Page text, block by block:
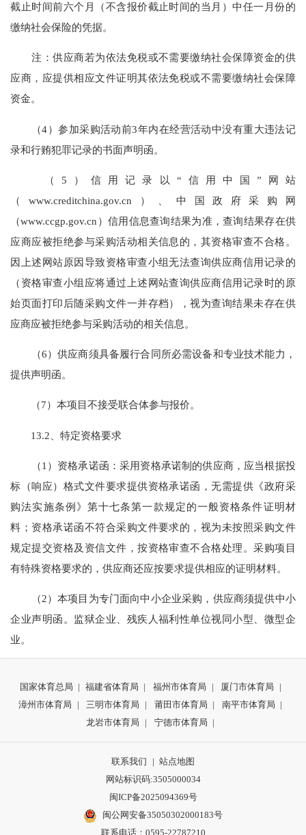
截止时间前六个月（不含报价截止时间的当月）中任一月份的
缴纳社会保险的凭据。
注：供应商若为依法免税或不需要缴纳社会保障资金的供
应商，应提供相应文件证明其依法免税或不需要缴纳社会保障
资金。
（4）参加采购活动前3年内在经营活动中没有重大违法记
录和行贿犯罪记录的书面声明函。
（5）信用记录以“信用中国”网站
（www.creditchina.gov.cn）、中国政府采购网
（www.ccgp.gov.cn）信用信息查询结果为准，查询结果存在供
应商应被拒绝参与采购活动相关信息的，其资格审查不合格。
因上述网站原因导致资格审查小组无法查询供应商信用记录的
（资格审查小组应将通过上述网站查询供应商信用记录时的原
始页面打印后随采购文件一并存档），视为查询结果未存在供
应商应被拒绝参与采购活动的相关信息。
（6）供应商须具备履行合同所必需设备和专业技术能力，
提供声明函。
（7）本项目不接受联合体参与报价。
13.2、特定资格要求
（1）资格承诺函：采用资格承诺制的供应商，应当根据投
标（响应）格式文件要求提供资格承诺函，无需提供《政府采
购法实施条例》第十七条第一款规定的一般资格条件证明材
料；资格承诺函不符合采购文件要求的，视为未按照采购文件
规定提交资格及资信文件，按资格审查不合格处理。采购项目
有特殊资格要求的，供应商还应按要求提供相应的证明材料。
（2）本项目为专门面向中小企业采购，供应商须提供中小
企业声明函。监狱企业、残疾人福利性单位视同小型、微型企
业。
国家体育总局 | 福建省体育局 | 福州市体育局 | 厦门市体育局
|
漳州市体育局
| 三明市体育局 | 莆田市体育局 | 南平市体育局 |
龙岩市体育局
| 宁德市体育局 |
联系我们 | 站点地图
网站标识码:3505000034
闽ICP备2025094369号
闽公网安备35050302000183号
联系电话：0595-22787210